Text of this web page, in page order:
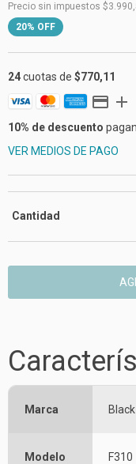
Precio sin impuestos
20% OFF
24cuotas de $770,11
10% de descuento
VER MEDIOS DE PAGO
Cantidad
Marca
Modelo F310